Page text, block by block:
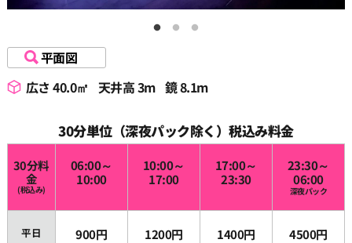
平面図
広さ 40.0㎡ 天井高 3m 鏡 8.1m
30分単位（深夜パック除く）税込み料金
30分料
金
(税込み)
06:00～
10:00
10:00～
17:00
17:00～
23:30
23:30～
06:00
深夜パック
平日 900円 1200円 1400円 4500円